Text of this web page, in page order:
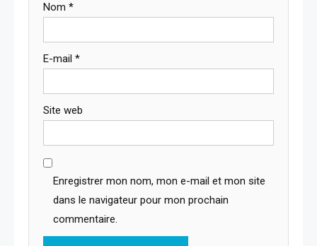
Nom *
E-mail *
Site web
Enregistrer mon nom, mon e-mail et mon site
dans le navigateur pour mon prochain
commentaire.